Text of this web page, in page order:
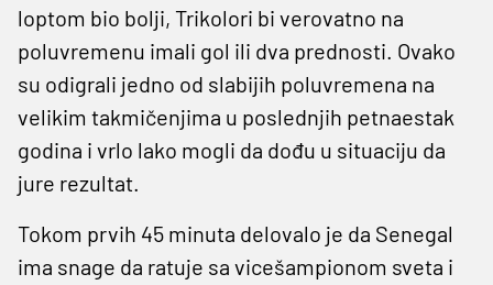
loptom bio bolji, Trikolori bi verovatno na
poluvremenu imali gol ili dva prednosti. Ovako
su odigrali jedno od slabijih poluvremena na
velikim takmičenjima u poslednjih petnaestak
godina i vrlo lako mogli da dođu u situaciju da
jure rezultat.
Tokom prvih 45 minuta delovalo je da Senegal
ima snage da ratuje sa vicešampionom sveta i